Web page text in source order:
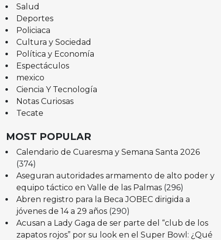
Salud
Deportes
Policiaca
Cultura y Sociedad
Política y Economía
Espectáculos
mexico
Ciencia Y Tecnología
Notas Curiosas
Tecate
MOST POPULAR
Calendario de Cuaresma y Semana Santa 2026
(374)
Aseguran autoridades armamento de alto poder y
equipo táctico en Valle de las Palmas (296)
Abren registro para la Beca JOBEC dirigida a
jóvenes de 14 a 29 años (290)
Acusan a Lady Gaga de ser parte del “club de los
zapatos rojos” por su look en el Super Bowl: ¿Qué